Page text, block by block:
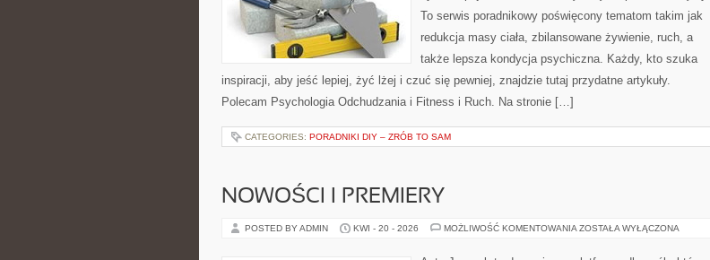
To serwis poradnikowy poświęcony tematom takim jak
redukcja masy ciała, zbilansowane żywienie, ruch, a
także lepsza kondycja psychiczna. Każdy, kto szuka
inspiracji, aby jeść lepiej, żyć lżej i czuć się pewniej, znajdzie tutaj przydatne artykuły.
Polecam Psychologia Odchudzania i Fitness i Ruch. Na stronie […]
CATEGORIES: PORADNIKI DIY – ZRÓB TO SAM
NOWOŚCI I PREMIERY
POSTED BY ADMIN KWI - 20 - 2026 MOŻLIWOŚĆ KOMENTOWANIA NOWOŚCI
ZOSTAŁA WYŁĄCZONA